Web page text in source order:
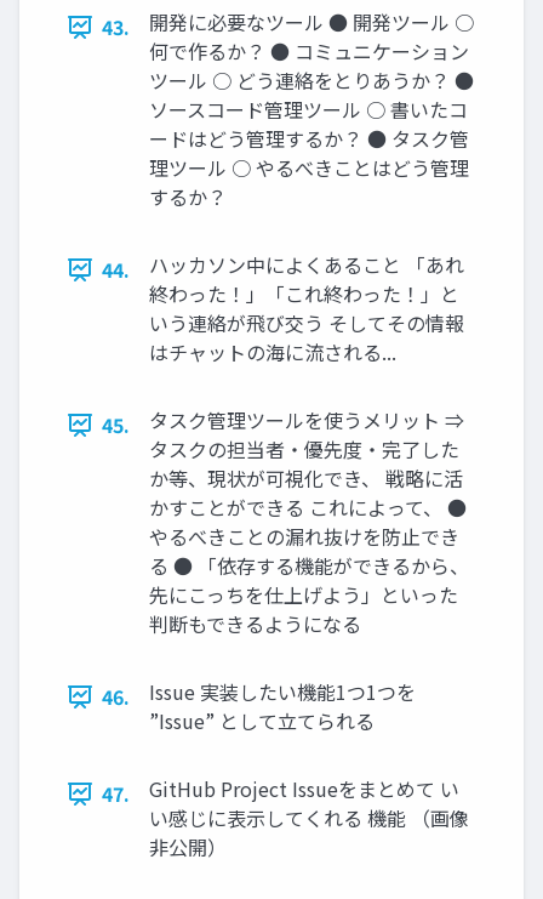
43.
開発に必要なツール ● 開発ツール ○
何で作るか？ ● コミュニケーション
ツール ○ どう連絡をとりあうか？ ●
ソースコード管理ツール ○ 書いたコ
ードはどう管理するか？ ● タスク管
理ツール ○ やるべきことはどう管理
するか？
44.
ハッカソン中によくあること 「あれ
終わった！」「これ終わった！」と
いう連絡が⾶び交う そしてその情報
はチャットの海に流される...
45.
タスク管理ツールを使うメリット ⇒
タスクの担当者・優先度・完了した
か等、現状が可視化でき、 戦略に活
かすことができる これによって、 ●
やるべきことの漏れ抜けを防⽌でき
る ● 「依存する機能ができるから、
先にこっちを仕上げよう」といった
判断もできるようになる
46.
Issue 実装したい機能1つ1つを
”Issue” として⽴てられる
47.
GitHub Project Issueをまとめて い
い感じに表⽰してくれる 機能 （画像
⾮公開）